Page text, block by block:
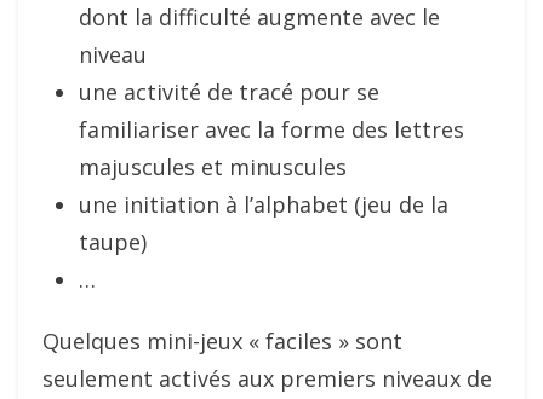
dont la difficulté augmente avec le
niveau
une activité de tracé pour se
familiariser avec la forme des lettres
majuscules et minuscules
une initiation à l’alphabet (jeu de la
taupe)
…
Quelques mini-jeux « faciles » sont
seulement activés aux premiers niveaux de